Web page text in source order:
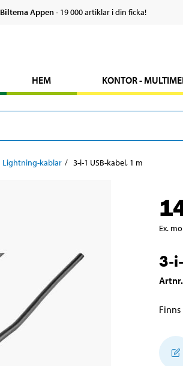
Biltema Appen- 19 000 artiklar i din ficka!
HEM KONTOR -
Lightning-kablar 3-i-1 USB-kabel, 1 m
Ex.
3-
Artnr.
Finns